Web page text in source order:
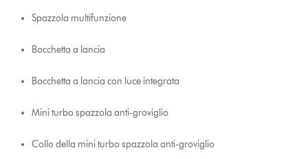
Spazzola multifunzione
Bocchetta a lancia
Bocchetta a lancia con luce integrata
Mini turbo spazzola anti-groviglio
Collo della mini turbo spazzola anti-groviglio